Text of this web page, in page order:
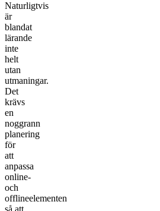
Naturligtvis
är
blandat
lärande
inte
helt
utan
utmaningar.
Det
krävs
en
noggrann
planering
för
att
anpassa
online-
och
offlineelementen
så att